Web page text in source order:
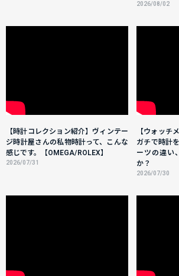
2026/08/02
【時計コレクション紹介】ヴィンテー
ジ時計屋さんの私物時計って、こんな
感じです。【OMEGA/ROLEX】
2026/07/31
【ウォッチ
ガチで時計
ーツの違い
か？
2026/07/30